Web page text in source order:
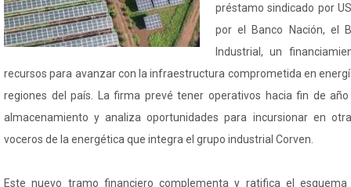
préstamo sindicado por
por el Banco Nación, el
Industrial, un
recursos para avanzar con la infraestructura comprometida en
regiones del país. La firma prevé tener operativos hacia fin de
almacenamiento y analiza oportunidades para incursionar en
voceros de la energética que integra el grupo industrial Corven.
Este nuevo tramo financiero complementa y ratifica el